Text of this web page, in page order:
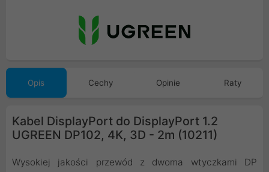
Opis Cechy Opinie Raty
Kabel DisplayPort do DisplayPort 1.2
UGREEN DP102, 4K, 3D - 2m (10211)
Wysokiej jakości przewód z dwoma wtyczkami DP